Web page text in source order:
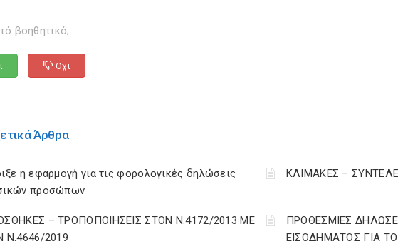
βοηθητικό;
Οχι
Άρθρα
η εφαρμογή για τις φορολογικές δηλώσεις
προσώπων
ΚΛΙΜΑΚΕΣ –
– ΤΡΟΠΟΠΟΙΗΣΕΙΣ ΣΤΟΝ Ν.4172/2013 ΜΕ
Ν.4646/2019
ΠΡΟΘΕΣΜΙΕΣ
ΕΙΣΟΔΗΜΑΤΟΣ ΓΙΑ